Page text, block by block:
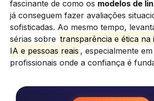
fascinante de como os modelos de
já conseguem fazer avaliações
sofisticadas. Ao mesmo tempo,
sérias sobre transparência e ética
IA e pessoas reais , especialmente
profissionais onde a confiança é